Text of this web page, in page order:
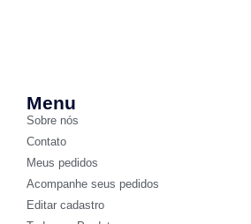
Menu
Sobre nós
Contato
Meus pedidos
Acompanhe seus pedidos
Editar cadastro